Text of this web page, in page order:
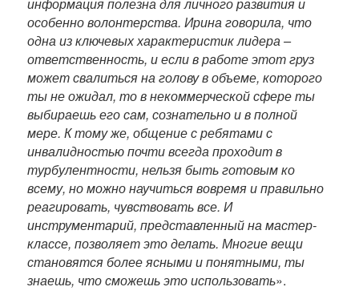
особенно волонтерства. Ирина говорила, что
одна из ключевых характеристик лидера –
ответственность, и если в работе этот груз
может свалиться на голову в объеме, которого
ты не ожидал, то в некоммерческой сфере ты
выбираешь его сам, сознательно и в полной
мере. К тому же, общение с ребятами с
инвалидностью почти всегда проходит в
турбулентности, нельзя быть готовым ко
всему, но можно научиться вовремя и правильно
реагировать, чувствовать все. И
инструментарий, представленный на мастер-
классе, позволяет это делать. Многие вещи
становятся более ясными и понятными, ты
знаешь, что сможешь это использовать».